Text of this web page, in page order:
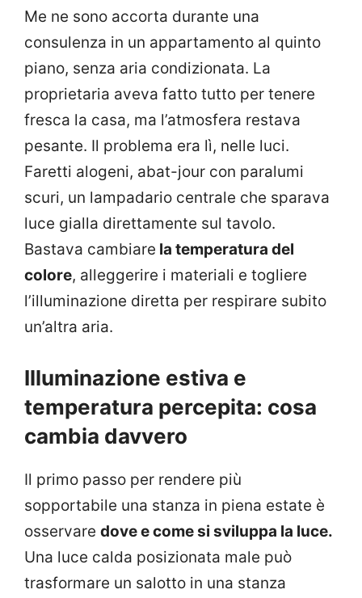
Me ne sono accorta durante una
consulenza in un appartamento al quinto
piano, senza aria condizionata. La
proprietaria aveva fatto tutto per tenere
fresca la casa, ma l’atmosfera restava
pesante. Il problema era lì, nelle luci.
Faretti alogeni, abat-jour con paralumi
scuri, un lampadario centrale che sparava
luce gialla direttamente sul tavolo.
Bastava cambiare la temperatura del
colore, alleggerire i materiali e togliere
l’illuminazione diretta per respirare subito
un’altra aria.
Illuminazione estiva e
temperatura percepita: cosa
cambia davvero
Il primo passo per rendere più
sopportabile una stanza in piena estate è
osservare dove e come si sviluppa la luce.
Una luce calda posizionata male può
trasformare un salotto in una stanza